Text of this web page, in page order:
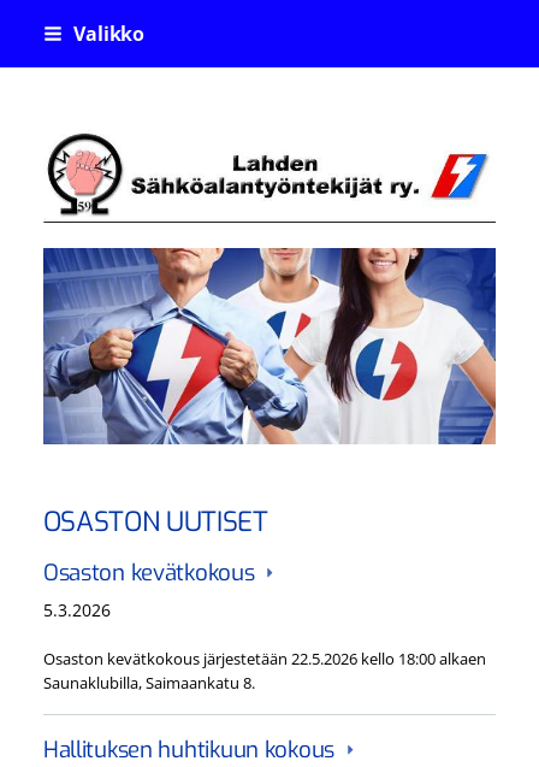
Siirry
sivun
sisältöön
Valikko
Lahden
OSASTON UUTISET
Osaston kevätkokous
5.3.2026
Osaston kevätkokous järjestetään 22.5.2026 kello 18:00 alkaen
Saunaklubilla, Saimaankatu 8.
Hallituksen huhtikuun kokous